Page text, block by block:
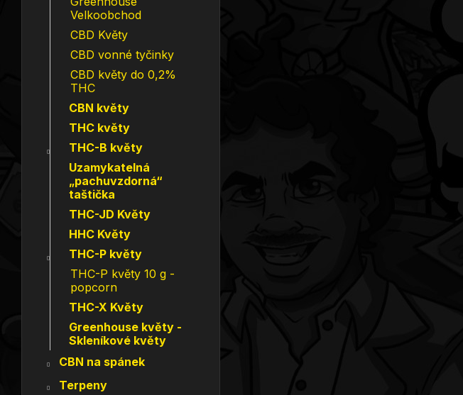
Velkoobchod
CBD Květy
CBD vonné tyčinky
CBD květy do 0,2%
THC
CBN květy
THC květy
THC-B květy
Uzamykatelná
„pachuvzdorná“
taštička
THC-JD Květy
HHC Květy
THC-P květy
THC-P květy 10 g -
popcorn
THC-X Květy
Greenhouse květy -
Skleníkové květy
CBN na spánek
Terpeny